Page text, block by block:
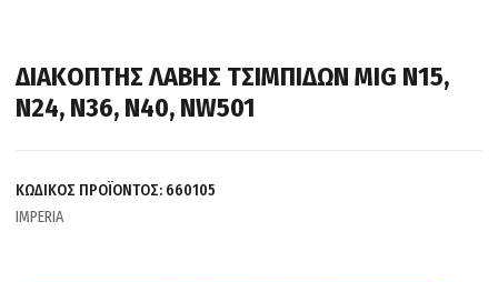
ΔΙΑΚΟΠΤΗΣ ΛΑΒΗΣ ΤΣΙΜΠΙΔΩΝ MIG N15,
N24, N36, N40, NW501
ΚΩΔΙΚΟΣ ΠΡΟΪΟΝΤΟΣ: 660105
IMPERIA